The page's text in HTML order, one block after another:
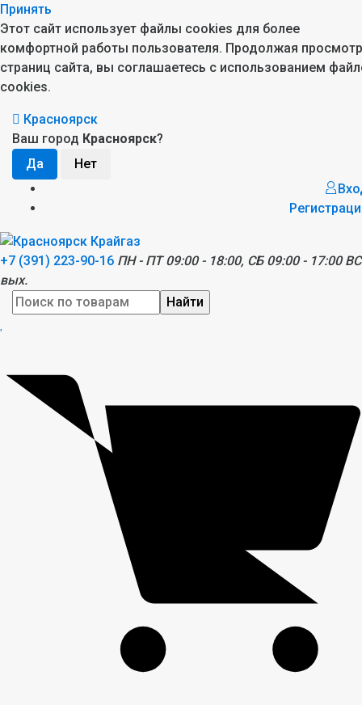
Принять
Этот сайт использует файлы cookies для более
комфортной работы пользователя. Продолжая просмотр
страниц сайта, вы соглашаетесь с использованием
cookies.
Красноярск
Ваш город Красноярск?
+7 (391) 223-90-16 ПН - ПТ 09:00 - 18:00, СБ 09:00 - 17:00
вых.
Найти